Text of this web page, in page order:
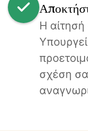
Η
σχέση